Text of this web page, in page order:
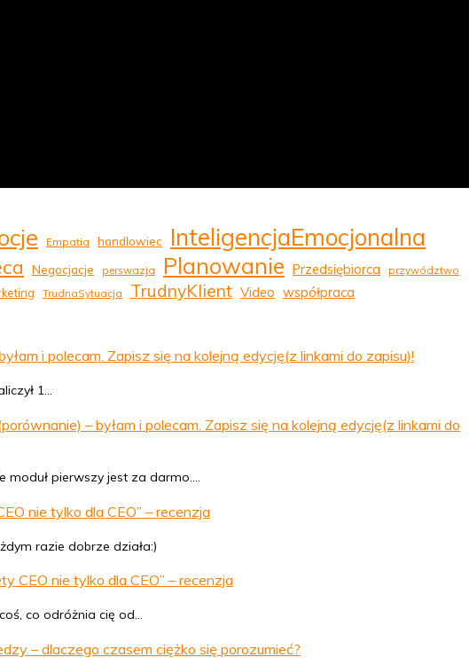
Empatia handlowiec InteligencjaEmocjonalna
Negocjacje perswazja Planowanie Przedsiębiorca
przywództwo
TrudnaSytuacja TrudnyKlient Video współpraca
i polecam. Zapisz się na kolejną edycję(z linkami do zapisu)!
1…
– byłam i polecam. Zapisz się na kolejną edycję(z linkami do
moduł pierwszy jest za darmo.…
nie tylko dla CEO” – recenzja
razie dobrze działa:)
CEO nie tylko dla CEO” – recenzja
co odróżnia cię od…
– dlaczego czasem ciężko się porozumieć?